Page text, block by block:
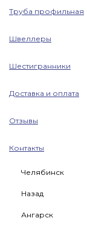
Труба профильная
Швеллеры
Шестигранники
Доставка и оплата
Отзывы
Контакты
Челябинск
Назад
Ангарск